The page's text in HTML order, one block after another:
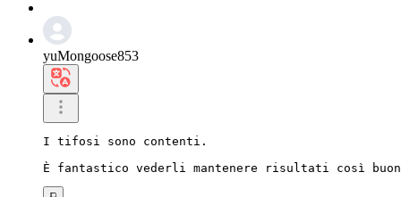
yuMongoose853
I tifosi sono contenti.
È fantastico vederli mantenere risultati così